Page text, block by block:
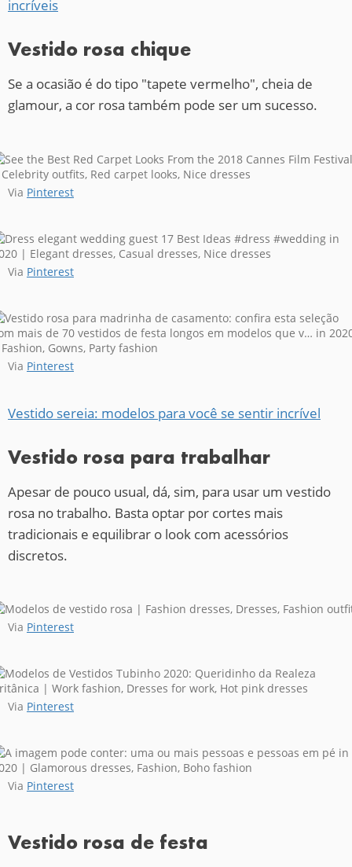
incríveis
Vestido rosa chique
Se a ocasião é do tipo "tapete vermelho", cheia de
glamour, a cor rosa também pode ser um sucesso.
Via Pinterest
Via Pinterest
Via Pinterest
Vestido sereia: modelos para você se sentir incrível
Vestido rosa para trabalhar
Apesar de pouco usual, dá, sim, para usar um vestido
rosa no trabalho. Basta optar por cortes mais
tradicionais e equilibrar o look com acessórios
discretos.
Via Pinterest
Via Pinterest
Via Pinterest
Vestido rosa de festa